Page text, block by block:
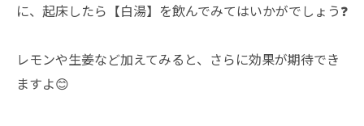
に、起床したら【白湯】を飲んでみてはいかがでしょう❓
レモンや生姜など加えてみると、さらに効果が期待でき
ますよ😊